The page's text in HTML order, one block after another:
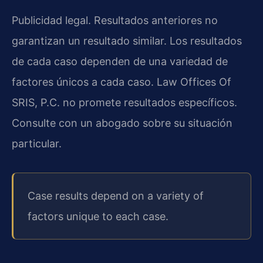
Publicidad legal. Resultados anteriores no
garantizan un resultado similar. Los resultados
de cada caso dependen de una variedad de
factores únicos a cada caso. Law Offices Of
SRIS, P.C. no promete resultados específicos.
Consulte con un abogado sobre su situación
particular.
Case results depend on a variety of
factors unique to each case.